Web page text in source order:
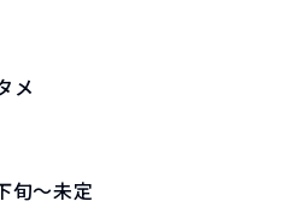
メ
旬～未定